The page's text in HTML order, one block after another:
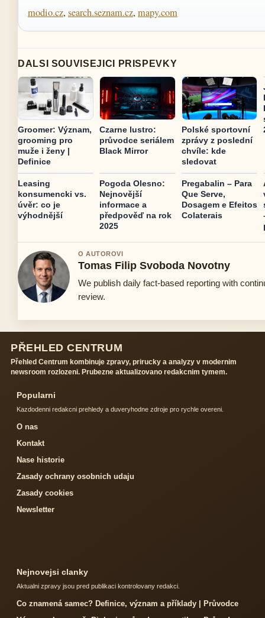
modio.cz, search.seznam.cz, mapy.com
DALSI SOUVISEJICI PRISPEVKY
Groomer: Význam,
grooming pro
muže i ženy |
Definice
Czarne lustro:
průvodce seriálem
Black Mirror
Polské sportovní
zprávy z poslední
chvíle: kde
sledovat
Leasing
konsumencki vs.
úvěr: co je
výhodnější
Pogoda Olesno:
Nejnovější
informace a
předpověď na rok
2025
Pregabalin – Para
Que Serve,
Dosagem e Efeitos
Colaterais
O AUTOROVI
Tomas Filip Svoboda Novotny
We publish daily fact-based reporting with
review.
PŘEHLED CENTRUM
Přehled Centrum kombinuje zpravy, prirucky a analyzy v modernim
newsroom rozlozeni. Prubezne aktualizovano redakcnim tymem.
Popularni
Kazdodenni redakcni prehledy a duveryhodne zdroje pro rychle overeni.
O nas
Kontakt
Nase historie
Zasady ochrany osobnich udaju
Zasady cookies
Newsletter
Nejnovejsi clanky
Aktualni zpravy jsou pred publikaci kontrolovany redakci.
Co znamená samec? Definice, význam a příklady | Průvodce